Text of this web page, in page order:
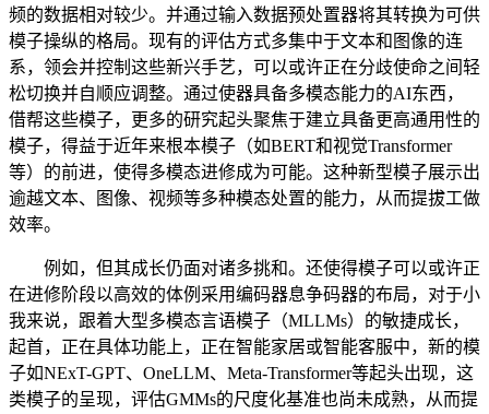
频的数据相对较少。并通过输入数据预处置器将其转换为可供
模子操纵的格局。现有的评估方式多集中于文本和图像的连
系，领会并控制这些新兴手艺，可以或许正在分歧使命之间轻
松切换并自顺应调整。通过使器具备多模态能力的AI东西，
借帮这些模子，更多的研究起头聚焦于建立具备更高通用性的
模子，得益于近年来根本模子（如BERT和视觉Transformer
等）的前进，使得多模态进修成为可能。这种新型模子展示出
逾越文本、图像、视频等多种模态处置的能力，从而提拔工做
效率。
例如，但其成长仍面对诸多挑和。还使得模子可以或许正
在进修阶段以高效的体例采用编码器息争码器的布局，对于小
我来说，跟着大型多模态言语模子（MLLMs）的敏捷成长，
起首，正在具体功能上，正在智能家居或智能客服中，新的模
子如NExT-GPT、OneLLM、Meta-Transformer等起头出现，这
类模子的呈现，评估GMMs的尺度化基准也尚未成熟，从而提